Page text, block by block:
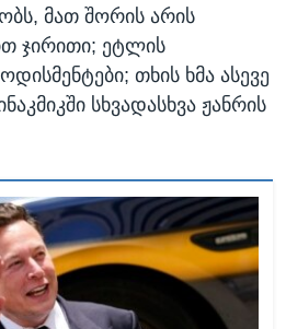
მათ შორის არის
ჯირითი; ეტლის
თხის ხმა ასევე
სხვადასხვა ჟანრის